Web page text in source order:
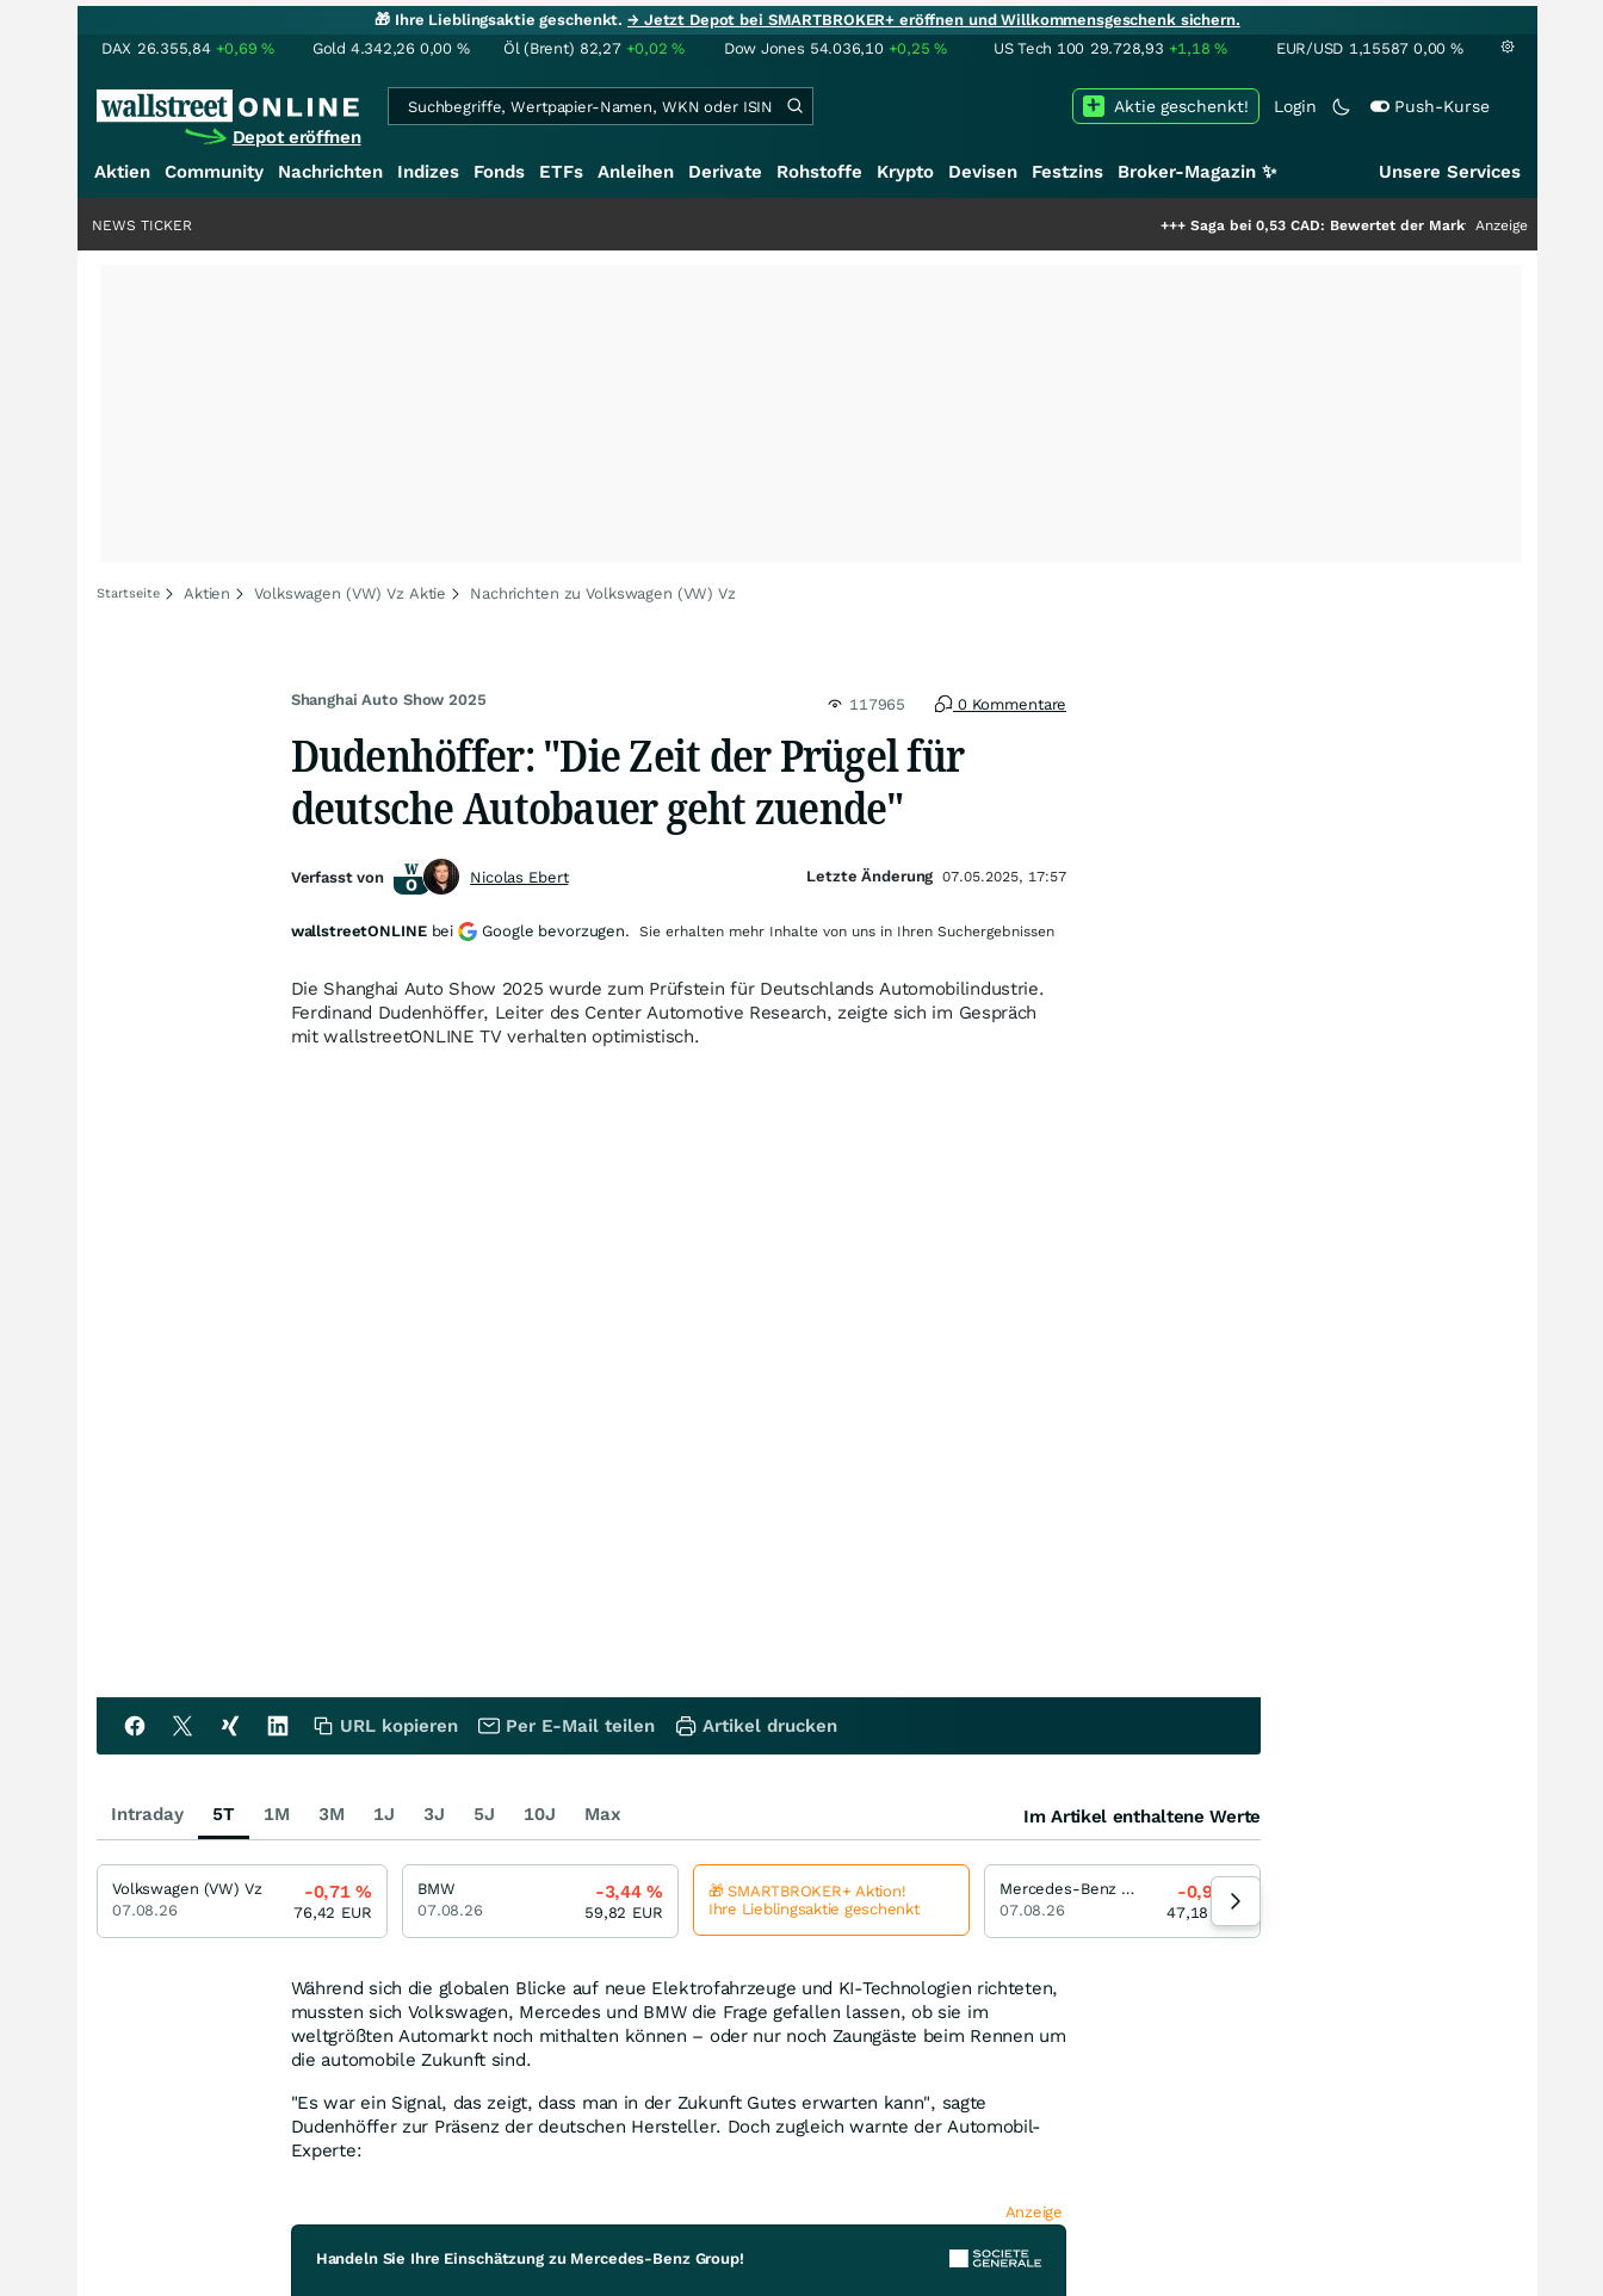
🎁 Ihre Lieblingsaktie geschenkt.→ Jetzt Depot bei SMARTBROKER+ eröffnen und Willkommensgeschenk sichern.
DAX 26.355,84 +0,69% Gold 4.342,26 0,00 % Öl (Brent) 82,27 +0,02% Dow Jones 54.036,10 +0,25% US Tech 100 29.728,93 +1,18% EUR/USD 1,15587 0,00 %
Depot eröffnen
Login Push-Kurse
Aktie geschenkt!
Aktien Community Nachrichten Indizes Fonds ETFs Anleihen Derivate Rohstoffe Krypto Devisen Festzins Broker-Magazin ✨ Unsere Services
Saga bei 0,53 CAD: Bewertet der Markt noch immer nur die Hälfte
Anzeige
NEWS TICKER
Startseite Aktien Volkswagen (VW) Vz Aktie Nachrichten zu Volkswagen (VW) Vz
Shanghai Auto Show 2025 117965 0 Kommentare
Dudenhöffer: "Die Zeit der Prügel für
deutsche Autobauer geht zuende"
Die Shanghai Auto Show 2025 wurde zum Prüfstein für Deutschlands Automobilindustrie.
Ferdinand Dudenhöffer, Leiter des Center Automotive Research, zeigte sich im Gespräch
mit wallstreetONLINE TV verhalten optimistisch.
Während sich die globalen Blicke auf neue Elektrofahrzeuge und KI-Technologien richteten,
mussten sich Volkswagen, Mercedes und BMW die Frage gefallen lassen, ob sie im
weltgrößten Automarkt noch mithalten können – oder nur noch Zaungäste beim Rennen um
die automobile Zukunft sind.
"Es war ein Signal, das zeigt, dass man in der Zukunft Gutes erwarten kann", sagte
Dudenhöffer zur Präsenz der deutschen Hersteller. Doch zugleich warnte der Automobil-
Experte:
Anzeige
Handeln Sie Ihre Einschätzung zu Mercedes-Benz Group!
Verfasst von Nicolas Ebert Letzte Änderung 07.05.2025, 17:57
wallstreetONLINE bei Google bevorzugen. Sie erhalten mehr Inhalte von uns in Ihren Suchergebnissen
URL kopieren Per E-Mail teilen Artikel drucken
Intraday 5T 1M 3M 1J 3J 5J 10J Max Im Artikel enthaltene Werte
Volkswagen (VW) Vz
07.08.26
-0,71%
76,42 EUR
BMW
07.08.26
-3,44%
59,82 EUR
🎁 SMARTBROKER+ Aktion!
Ihre Lieblingsaktie geschenkt
Mercedes-Benz Group
07.08.26
-0,95 %
47,18 EUR